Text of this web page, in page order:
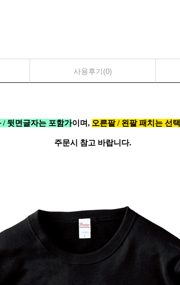
사용후기(0)
/ 뒷면글자는 포함가이며, 오른팔 / 왼팔 패치는 선택
주문시 참고 바랍니다.